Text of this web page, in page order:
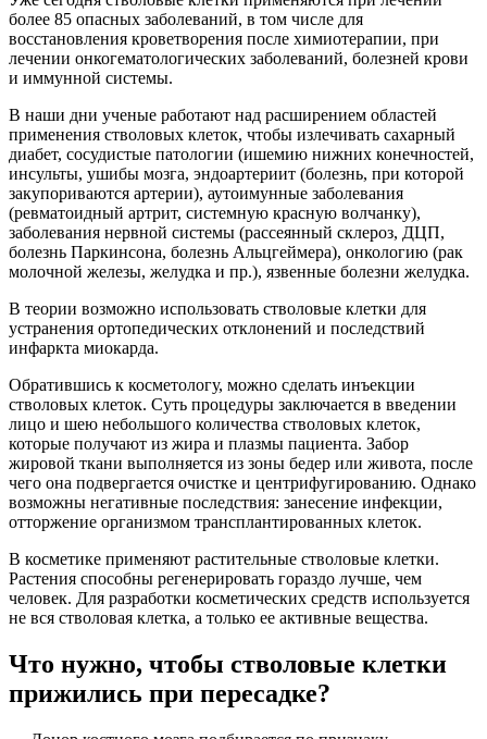
более 85 опасных заболеваний, в том числе для
восстановления кроветворения после химиотерапии, при
лечении онкогематологических заболеваний, болезней крови
и иммунной системы.
В наши дни ученые работают над расширением областей
применения стволовых клеток, чтобы излечивать сахарный
диабет, сосудистые патологии (ишемию нижних конечностей,
инсульты, ушибы мозга, эндоартериит (болезнь, при которой
закупориваются артерии), аутоимунные заболевания
(ревматоидный артрит, системную красную волчанку),
заболевания нервной системы (рассеянный склероз, ДЦП,
болезнь Паркинсона, болезнь Альцгеймера), онкологию (рак
молочной железы, желудка и пр.), язвенные болезни желудка.
В теории возможно использовать стволовые клетки для
устранения ортопедических отклонений и последствий
инфаркта миокарда.
Обратившись к косметологу, можно сделать инъекции
стволовых клеток. Суть процедуры заключается в введении
лицо и шею небольшого количества стволовых клеток,
которые получают из жира и плазмы пациента. Забор
жировой ткани выполняется из зоны бедер или живота, после
чего она подвергается очистке и центрифугированию. Однако
возможны негативные последствия: занесение инфекции,
отторжение организмом трансплантированных клеток.
В косметике применяют растительные стволовые клетки.
Растения способны регенерировать гораздо лучше, чем
человек. Для разработки косметических средств используется
не вся стволовая клетка, а только ее активные вещества.
Что нужно, чтобы стволовые клетки
прижились при пересадке?